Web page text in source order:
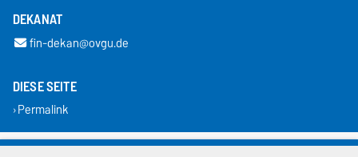
DEKANAT
fin-dekan@ovgu.de
DIESE SEITE
Permalink
Impressum